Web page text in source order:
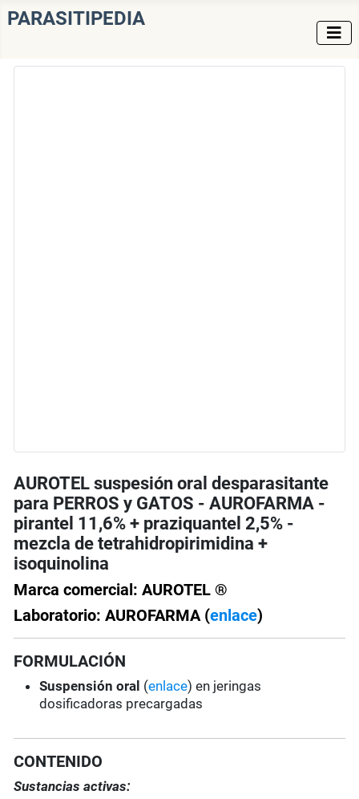
PARASITIPEDIA
AUROTEL suspesión oral desparasitante
para PERROS y GATOS - AUROFARMA -
pirantel 11,6% + praziquantel 2,5% -
mezcla de tetrahidropirimidina +
isoquinolina
Marca comercial: AUROTEL ®
Laboratorio: AUROFARMA (enlace)
FORMULACIÓN
Suspensión oral (enlace) en jeringas
dosificadoras precargadas
CONTENIDO
Sustancias activas: